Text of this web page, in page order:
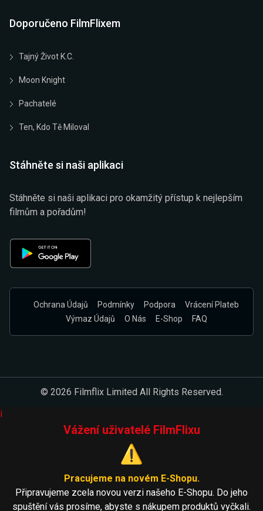
Doporučeno FilmFlixem
Tajný Život K.C.
Moon Knight
Pachatelé
Ten, Kdo Tě Miloval
Stáhněte si naši aplikaci
Stáhněte si naši aplikaci pro okamžitý přístup k nejlepším
filmům a pořadům!
Ochrana Údajů Podmínky Podpora
Vrácení Plateb
Výmaz Údajů
O Nás E-Shop FAQ
© 2026 Filmflix Limited All Rights Reserved.
i
Vážení uživatelé FilmFlixu
⚠️
Pracujeme na novém E-Shopu.
Připravujeme zcela novou verzi našeho E-Shopu. Do jeho
spuštění vás prosíme, abyste s nákupem produktů vyčkali.